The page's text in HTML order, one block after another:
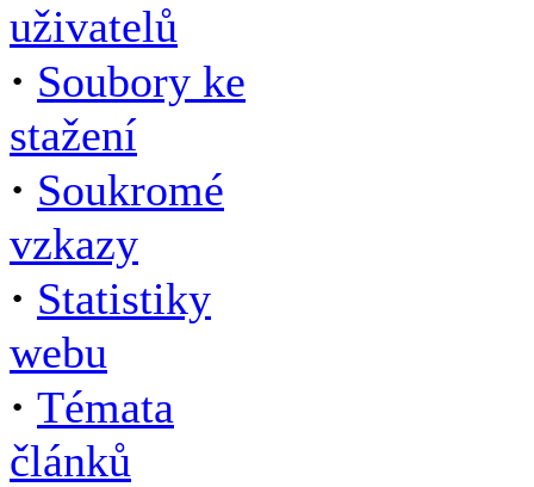
uživatelů
· Soubory ke
stažení
· Soukromé
vzkazy
· Statistiky
webu
· Témata
článků